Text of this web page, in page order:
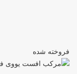
فروخته شده